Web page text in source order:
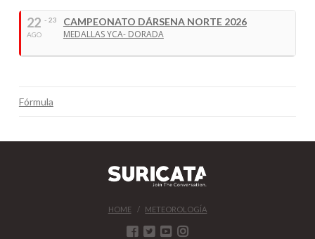
22
AGO
- 23
CAMPEONATO DÁRSENA NORTE 2026
MEDALLAS YCA- DORADA
Fórmula
HOME METEOROLOGÍA